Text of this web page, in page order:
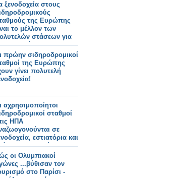
ξενοδοχεία στους
της Ευρώπης
το μέλλον των
στάσεων για
παγκόσμιους
σιδηροδρόμων;
πρώην σιδηροδρομικοί
της Ευρώπης
γίνει πολυτελή
αχρησιμοποίητοι
σταθμοί
ΗΠΑ
σε
εστιατόρια και
και μουσεία
οι Ολυμπιακοί
...βύθισαν τον
στο Παρίσι -